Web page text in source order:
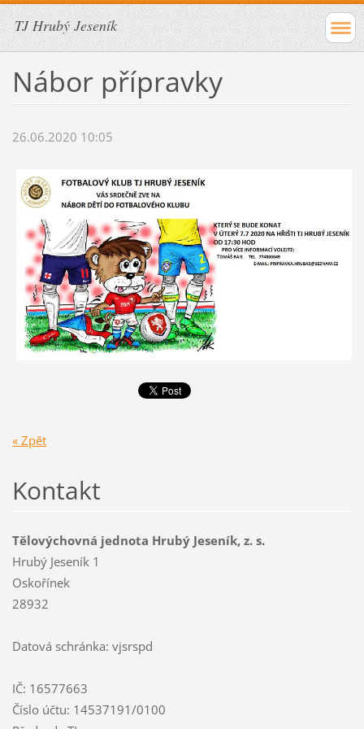
TJ Hrubý Jeseník
Nábor přípravky
26.06.2020 10:05
« Zpět
Kontakt
Tělovýchovná jednota Hrubý Jeseník, z. s.
Hrubý Jeseník 1
Oskořínek
28932
Datová schránka: vjsrspd
IČ: 16577663
Číslo účtu: 14537191/0100